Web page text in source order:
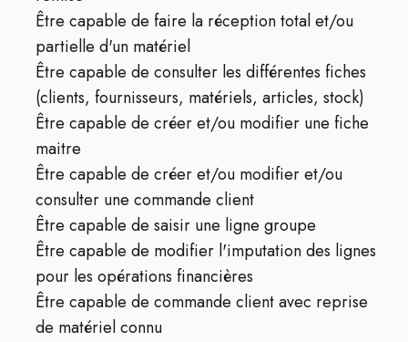
Être capable de faire la réception total et/ou
partielle d'un matériel
Être capable de consulter les différentes fiches
(clients, fournisseurs, matériels, articles, stock)
Être capable de créer et/ou modifier une fiche
maitre
Être capable de créer et/ou modifier et/ou
consulter une commande client
Être capable de saisir une ligne groupe
Être capable de modifier l'imputation des lignes
pour les opérations financières
Être capable de commande client avec reprise
de matériel connu